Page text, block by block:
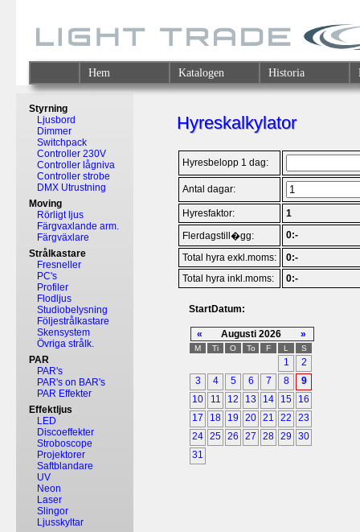
Hem Katalogen Historia
Styrning
Ljusbord
Dimmer
Switchpack
Controller 230V
Controller lågniva
Controller strobe
DMX Utrustning
Moving
Rörligt ljus
Färgvaxlande arm.
Färgväxlare
Strålkastare
Fresneller
PC's
Profiler
Flodljus
Studiobelysning
Följestrålkastare
Skensystem
Övriga strålk.
PAR
PAR's
PAR's on BAR's
PAR Effekter
Effektljus
LED
Discoeffekter
Stroboscope
Projektorer
Saftblandare
UV
Neon
Laser
Slingor
Ljusskyltar
Hyreskalkylator
Hyresbelopp 1 dag:
Antal dagar:
Hyresfaktor:
1
Flerdagstill�gg:
0:-
Total hyra exkl.moms:
0:-
Total hyra inkl.moms:
0:-
StartDatum:
« Augusti 2026 »
M Ti O To F L S
1
2
3
4 5 6 7 8
9
10
11 12 13 14 15
16
17
18 19 20 21 22
23
24 25 26 27 28 29
30
31